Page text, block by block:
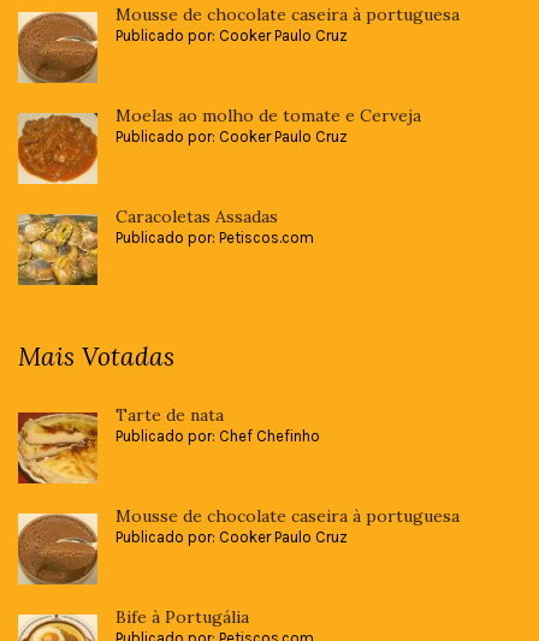
Mousse de chocolate caseira à portuguesa
Publicado por: Cooker Paulo Cruz
Moelas ao molho de tomate e Cerveja
Publicado por: Cooker Paulo Cruz
Caracoletas Assadas
Publicado por: Petiscos.com
Mais Votadas
Tarte de nata
Publicado por: Chef Chefinho
Mousse de chocolate caseira à portuguesa
Publicado por: Cooker Paulo Cruz
Bife à Portugália